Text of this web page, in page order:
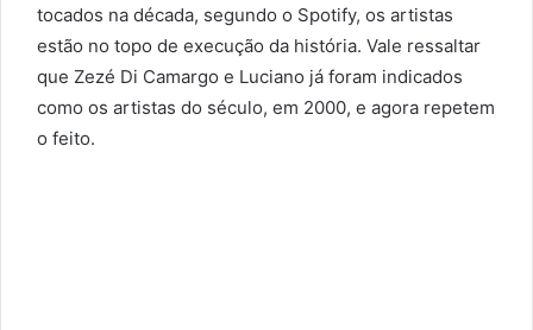
tocados na década, segundo o Spotify, os artistas
estão no topo de execução da história. Vale ressaltar
que Zezé Di Camargo e Luciano já foram indicados
como os artistas do século, em 2000, e agora repetem
o feito.